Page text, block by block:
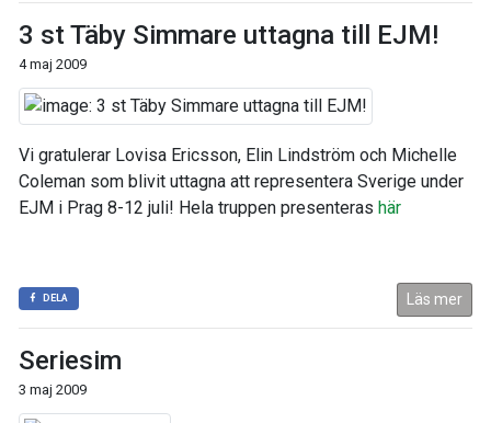
3 st Täby Simmare uttagna till EJM!
4 maj 2009
Vi gratulerar Lovisa Ericsson, Elin Lindström och Michelle
Coleman som blivit uttagna att representera Sverige under
EJM i Prag 8-12 juli! Hela truppen presenteras här
DELA Läs mer
Seriesim
3 maj 2009